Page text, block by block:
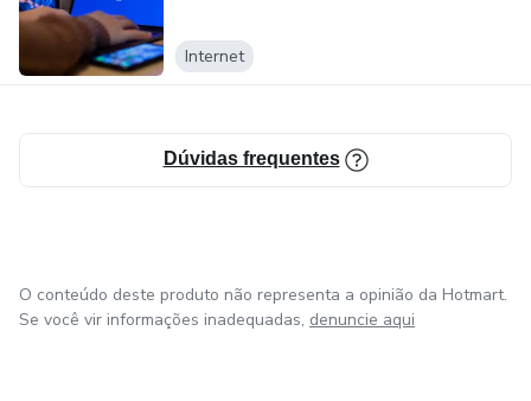
Internet
Dúvidas frequentes
O conteúdo deste produto não representa a opinião da Hotmart.
Se você vir informações inadequadas, denuncie aqui